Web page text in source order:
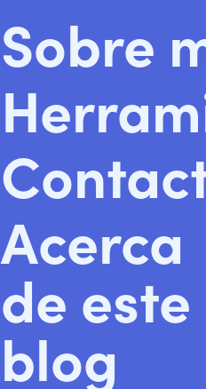
Sobre
Acerca
de este
blog